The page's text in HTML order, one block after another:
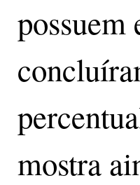
possuem
mostra